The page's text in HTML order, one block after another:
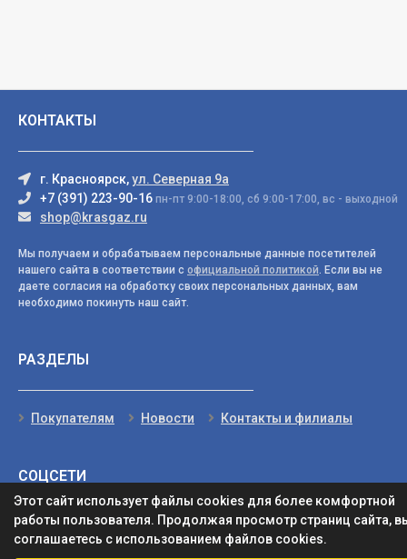
Этот сайт использует файлы cookies для более комфортной
работы пользователя. Продолжая просмотр страниц сайта,
соглашаетесь с использованием файлов cookies.
КОНТАКТЫ
г. Красноярск,ул. Северная 9а
+7 (391) 223-90-16 пн-пт 9:00-18:00, сб 9:00-17:00, вс - выходной
shop@krasgaz.ru
Мы получаем и обрабатываем персональные данные посетителей
нашего сайта в соответствии с официальной политикой. Если вы не
даете согласия на обработку своих персональных данных, вам
необходимо покинуть наш сайт.
РАЗДЕЛЫ
Покупателям Новости Контакты и филиалы
СОЦСЕТИ